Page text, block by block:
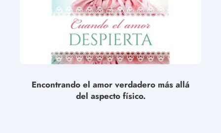
Encontrando el amor verdadero más allá
del aspecto físico.